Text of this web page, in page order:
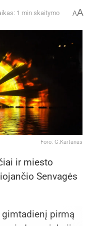
1 min skaitymo AA
Foro: G.Kartanas
ir miesto
Senvagės
pirmą